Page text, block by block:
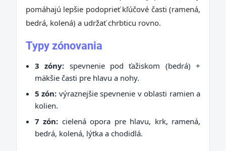
pomáhajú lepšie podoprieť kľúčové časti (ramená,
bedrá, kolená) a udržať chrbticu rovno.
Typy zónovania
3 zóny: spevnenie pod ťažiskom (bedrá) +
mäkšie časti pre hlavu a nohy.
5 zón: výraznejšie spevnenie v oblasti ramien a
kolien.
7 zón: cielená opora pre hlavu, krk, ramená,
bedrá, kolená, lýtka a chodidlá.